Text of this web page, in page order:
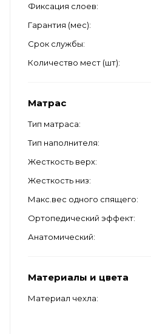
Фиксация слоев
Гарантия (мес)
Срок службы
Количество мест (шт)
Матрас
Тип матраса
Тип наполнителя
Жесткость верх
Жесткость низ
Макс.вес одного спящего
Ортопедический эффект
Анатомический
Материалы и цвета
Материал чехла